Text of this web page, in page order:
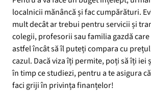
localnicii mănâncă și fac cumpărături.
mult decât ar trebui pentru servicii și
colegii, profesorii sau familia gazdă
astfel încât să îl puteți compara cu
cazul. Dacă viza îți permite, poți să îți iei
în timp ce studiezi, pentru a te asigura
faci griji în privința finanțelor!